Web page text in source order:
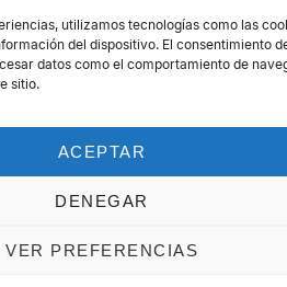
utilizamos tecnologías como las
del dispositivo. El consentimiento
datos como el comportamiento de
sitio.
ACEPTAR
DENEGAR
VER PREFERENCIAS